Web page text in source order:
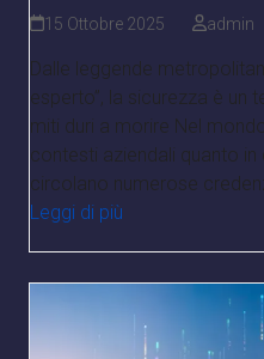
15 Ottobre 2025 admin
Dalle leggende
esperto”, la sicurezza è un
miti duri a morire Nel
contesti aziendali quanto
circolano numerose
Leggi di più